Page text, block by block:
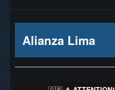
Alianza Lima